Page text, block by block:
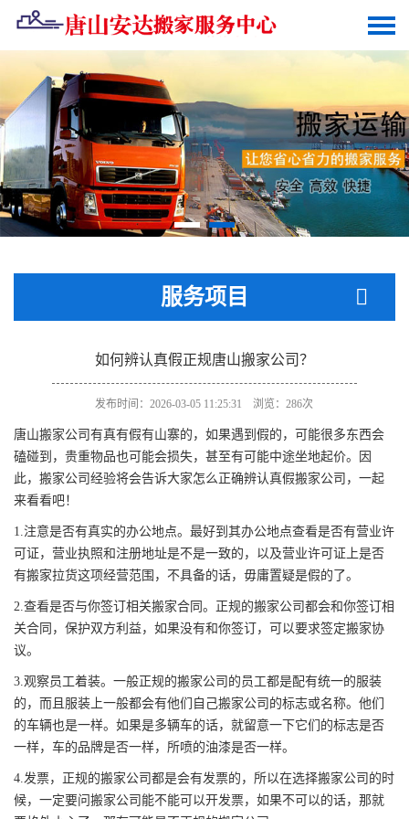
服务项目
如何辨认真假正规唐山搬家公司？
发布时间：2026-03-05 11:25:31 浏览：286次
唐山搬家公司有真有假有山寨的，如果遇到假的，可能很多东西会
磕碰到，贵重物品也可能会损失，甚至有可能中途坐地起价。因
此，搬家公司经验将会告诉大家怎么正确辨认真假搬家公司，一起
来看看吧！
1.注意是否有真实的办公地点。最好到其办公地点查看是否有营业许
可证，营业执照和注册地址是不是一致的，以及营业许可证上是否
有搬家拉货这项经营范围，不具备的话，毋庸置疑是假的了。
2.查看是否与你签订相关搬家合同。正规的搬家公司都会和你签订相
关合同，保护双方利益，如果没有和你签订，可以要求签定搬家协
议。
3.观察员工着装。一般正规的搬家公司的员工都是配有统一的服装
的，而且服装上一般都会有他们自己搬家公司的标志或名称。他们
的车辆也是一样。如果是多辆车的话，就留意一下它们的标志是否
一样，车的品牌是否一样，所喷的油漆是否一样。
4.发票，正规的搬家公司都是会有发票的，所以在选择搬家公司的时
候，一定要问搬家公司能不能可以开发票，如果不可以的话，那就